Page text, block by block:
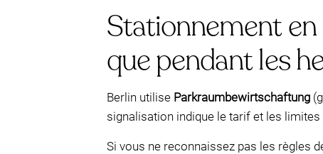
Stationnement en
que pendant les
Berlin utilise Parkraumbewirtschaftung
signalisation indique le tarif et les
Si vous ne reconnaissez pas les règles